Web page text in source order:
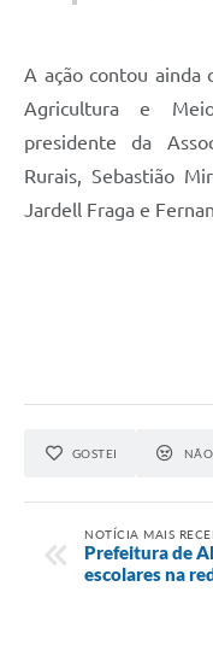
A ação contou ainda
Agricultura e
presidente da
Rurais, Sebastião
Jardell Fraga e
GOSTEI
NOTÍCIA MAIS
Prefeitura de
escolares na